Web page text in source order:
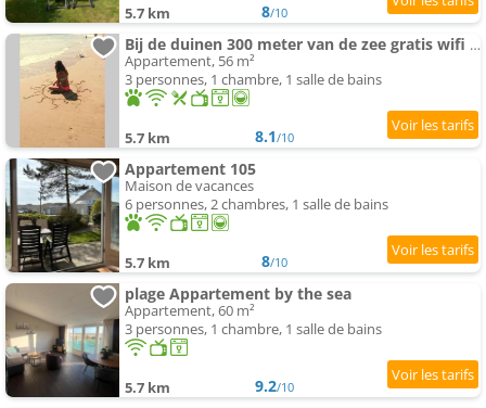
5.7 km 8/10
Bij de duinen 300 meter van de zee gratis wifi huisdieren toegestaan thuiswerkplek
Appartement, 56 m²
3 personnes, 1 chambre, 1 salle de bains
5.7 km 8.1/10
Appartement 105
Maison de vacances
6 personnes, 2 chambres, 1 salle de bains
5.7 km 8/10
plage Appartement by the sea
Appartement, 60 m²
3 personnes, 1 chambre, 1 salle de bains
5.7 km 9.2/10